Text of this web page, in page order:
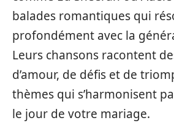
balades romantiques qui
profondément avec la
Leurs chansons racontent
d’amour, de défis et de
thèmes qui s’harmonisent
le jour de votre mariage.